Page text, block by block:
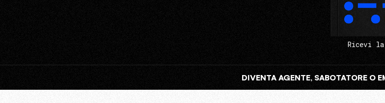
Ricevi
DIVENTA AGENTE, SABOTATORE O